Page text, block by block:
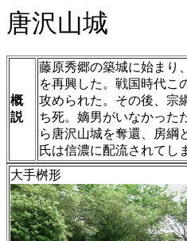
唐沢山城
概
説
藤原秀郷の築城に始まり
を再興した。戦国時代こ
攻められた。その後、宗
ち死。嫡男がいなかった
ら唐沢山城を奪還、房綱
氏は信濃に配流されてし
大手桝形